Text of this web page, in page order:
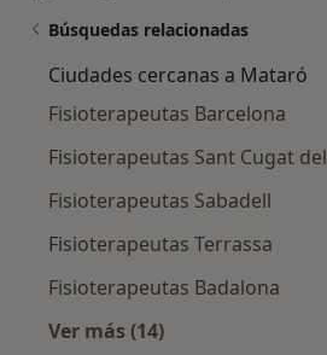
Búsquedas relacionadas
Ciudades cercanas a Mataró
Fisioterapeutas Barcelona
Fisioterapeutas Sant Cugat
Fisioterapeutas Sabadell
Fisioterapeutas Terrassa
Fisioterapeutas Badalona
Ver más (14)